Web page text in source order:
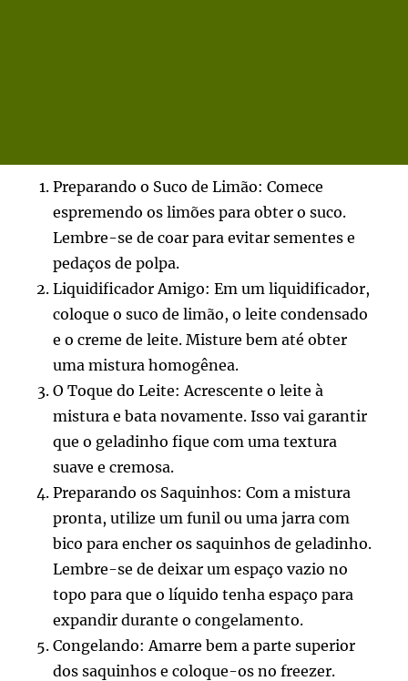
Preparando o Suco de Limão: Comece
espremendo os limões para obter o suco.
Lembre-se de coar para evitar sementes e
pedaços de polpa.
Liquidificador Amigo: Em um liquidificador,
coloque o suco de limão, o leite condensado
e o creme de leite. Misture bem até obter
uma mistura homogênea.
O Toque do Leite: Acrescente o leite à
mistura e bata novamente. Isso vai garantir
que o geladinho fique com uma textura
suave e cremosa.
Preparando os Saquinhos: Com a mistura
pronta, utilize um funil ou uma jarra com
bico para encher os saquinhos de geladinho.
Lembre-se de deixar um espaço vazio no
topo para que o líquido tenha espaço para
expandir durante o congelamento.
Congelando: Amarre bem a parte superior
dos saquinhos e coloque-os no freezer.